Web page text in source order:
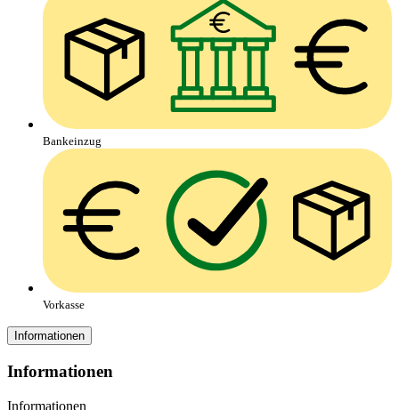
Bankeinzug
Vorkasse
Informationen
Informationen
Informationen